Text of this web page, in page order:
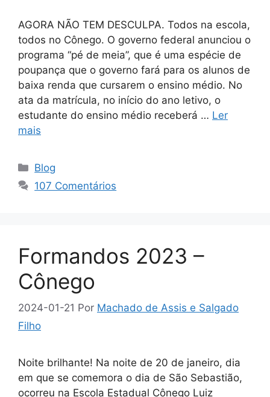
AGORA NÃO TEM DESCULPA. Todos na escola,
todos no Cônego. O governo federal anunciou o
programa “pé de meia”, que é uma espécie de
poupança que o governo fará para os alunos de
baixa renda que cursarem o ensino médio. No
ata da matrícula, no início do ano letivo, o
estudante do ensino médio receberá … Ler
mais
Categorias
Blog
107 Comentários
Formandos 2023 –
Cônego
2024-01-21 Por Machado de Assis e Salgado
Filho
Noite brilhante! Na noite de 20 de janeiro, dia
em que se comemora o dia de São Sebastião,
ocorreu na Escola Estadual Cônego Luiz